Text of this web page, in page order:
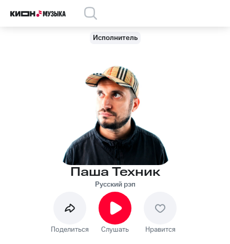
Исполнитель
Паша Техник
Русский рэп
Поделиться Слушать Нравится